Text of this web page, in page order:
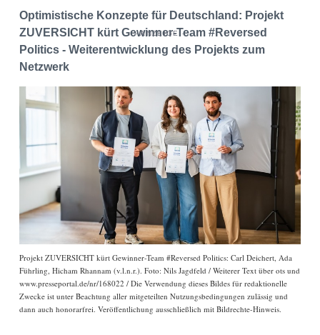
Optimistische Konzepte für Deutschland: Projekt
ZUVERSICHT kürt Gewinner-Team #Reversed
Politics - Weiterentwicklung des Projekts zum
Netzwerk
Projekt ZUVERSICHT kürt Gewinner-Team #Reversed Politics: Carl Deichert, Ada
Führling, Hicham Rhannam (v.l.n.r.). Foto: Nils Jagdfeld / Weiterer Text über ots und
www.presseportal.de/nr/168022 / Die Verwendung dieses Bildes für redaktionelle
Zwecke ist unter Beachtung aller mitgeteilten Nutzungsbedingungen zulässig und
dann auch honorarfrei. Veröffentlichung ausschließlich mit Bildrechte-Hinweis.